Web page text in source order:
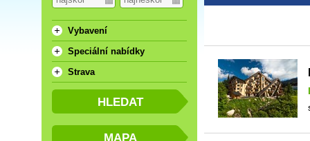
Vybavení
Speciální nabídky
Strava